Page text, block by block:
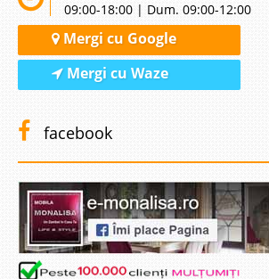
09:00-18:00 | Dum. 09:00-12:00
Mergi cu Google
Mergi cu Waze
facebook